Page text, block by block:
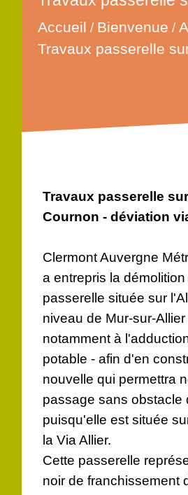
Accueil / Bienvenue /
Travaux passerelle
Travaux passerelle
Cournon - déviation
Clermont Auvergne
a entrepris la démolition
passerelle située sur
niveau de Mur-sur-
notamment à
potable - afin d'en
nouvelle qui permettra
passage sans obstacle
puisqu'elle est située
la Via Allier.
Cette passerelle
noir de franchissement